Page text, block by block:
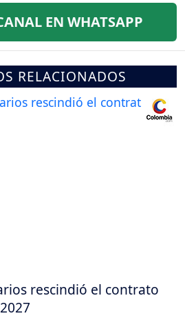
EN WHATSAPP
RELACIONADOS
rescindió el contrato